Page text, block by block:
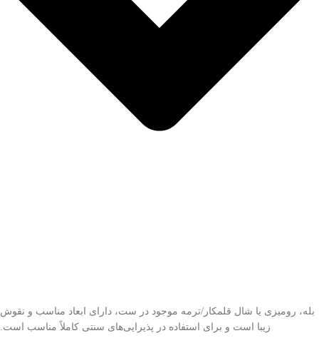
بله، رومیزی یا شال قلمکار/ترمه موجود در ست، دارای ابعاد مناسب و نقوش
زیبا است و برای استفاده در پذیرایی‌های سنتی کاملاً مناسب است.